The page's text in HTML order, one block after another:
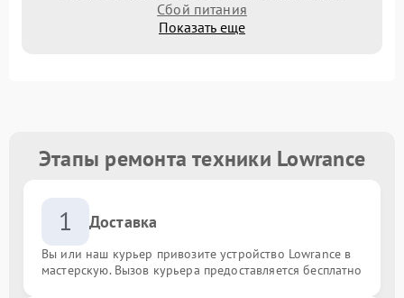
Сбой питания
Показать еще
Этапы ремонта техники Lowrance
1 Доставка
Вы или наш курьер привозите устройство Lowrance в
мастерскую. Вызов курьера предоставляется бесплатно